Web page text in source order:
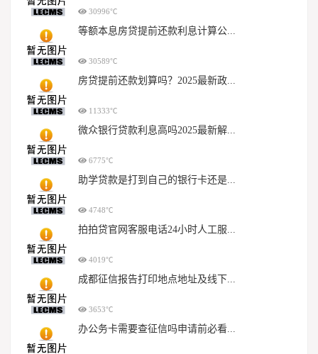
30996℃
等额本息房贷提前还款利息计算公...
30589℃
房贷提前还款划算吗？2025最新政...
11333℃
微众银行贷款利息高吗2025最新解...
6775℃
助学贷款是打到自己的银行卡还是...
4748℃
拍拍贷官网客服电话24小时人工服...
4019℃
成都征信报告打印地点地址及线下...
3653℃
办公务卡需要查征信吗申请前必看...